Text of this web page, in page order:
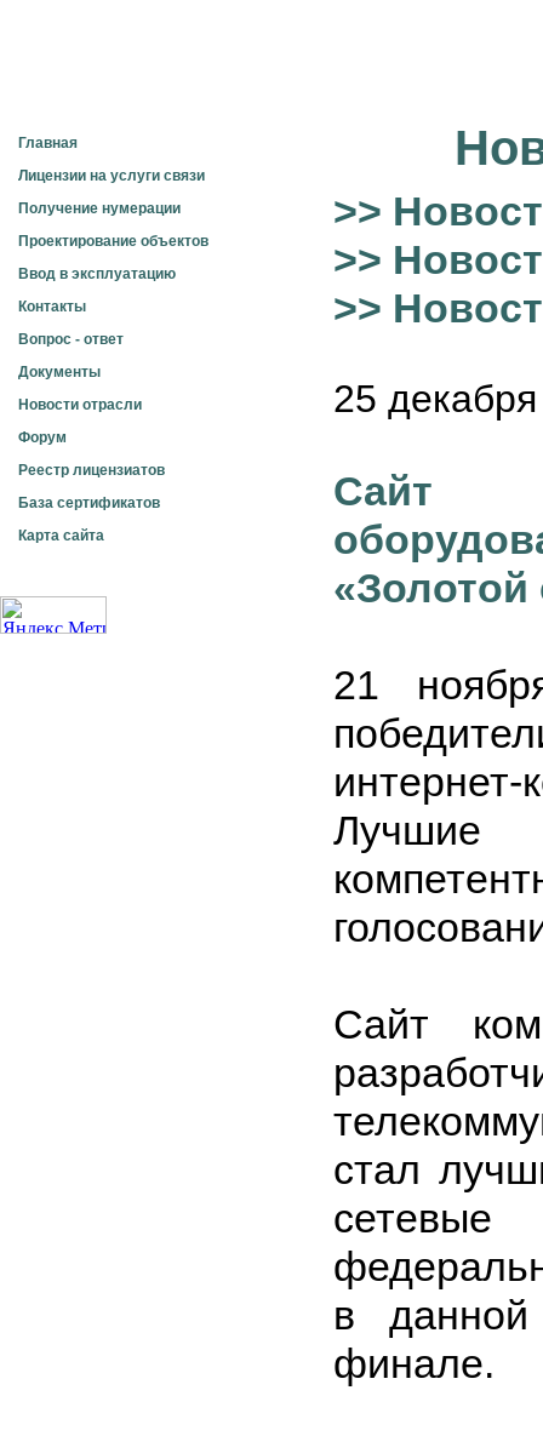
Главная
Лицензии на услуги связи
Получение нумерации
Проектирование объектов
Ввод в эксплуатацию
Контакты
Вопрос - ответ
Документы
Новости отрасли
Форум
Реестр лицензиатов
База сертификатов
Карта сайта
>>
>>
>>
25 декабря
Сайт
«Золотой
21
Сайт
стал
сетевые
в данной
финале.